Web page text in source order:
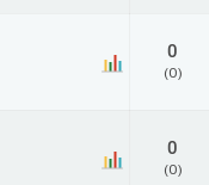
0
(0)
0
(0)